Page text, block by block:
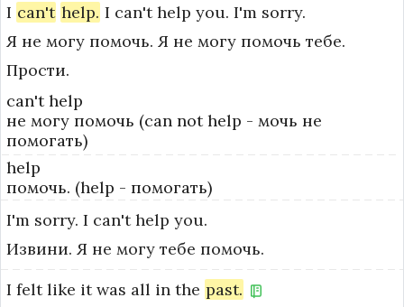
I can't help. I can't help you. I'm sorry.
Я не могу помочь. Я не могу помочь тебе.
Прости.
can't help
не могу помочь (can not help - мочь не
помогать)
help
помочь. (help - помогать)
I'm sorry. I can't help you.
Извини. Я не могу тебе помочь.
I felt like it was all in the past.